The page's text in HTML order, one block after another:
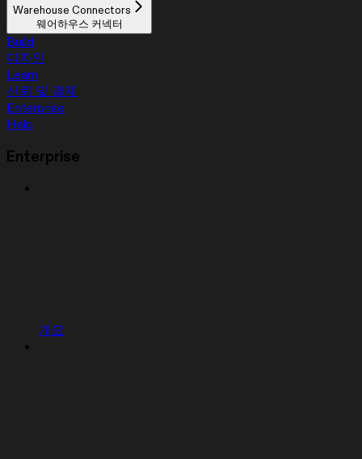
Warehouse Connectors
웨어하우스 커넥터
Build
디자인
Learn
신뢰 및 결제
Enterprise
Help
Enterprise
개요